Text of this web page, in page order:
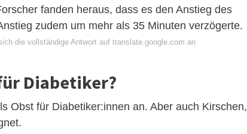
fanden heraus, dass es den Anstieg des
zudem um mehr als 35 Minuten verzögerte.
die vollständige Antwort auf translate.google.com an
Diabetiker?
Obst für Diabetiker:innen an. Aber auch Kirschen,